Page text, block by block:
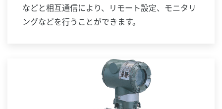
などと相互通信により、リモート設定、モニタリ
ングなどを行うことができます。